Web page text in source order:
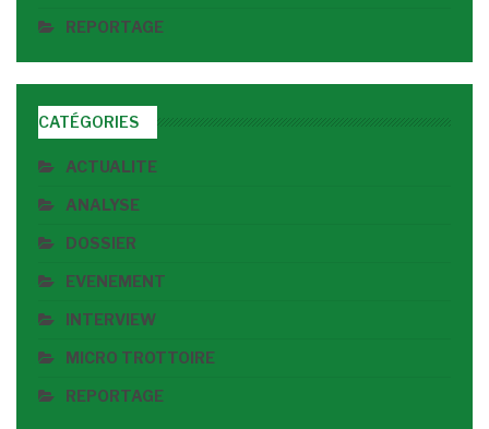
REPORTAGE
CATÉGORIES
ACTUALITE
ANALYSE
DOSSIER
EVENEMENT
INTERVIEW
MICRO TROTTOIRE
REPORTAGE